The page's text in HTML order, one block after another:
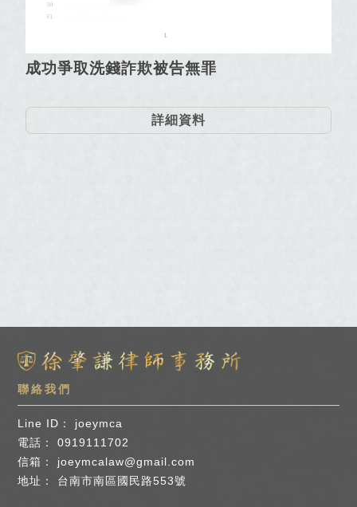
成功爭取洗錢詐欺被告無罪
詳細資料
joeymca
0919111702
joeymcalaw@gmail.com
台南市南區國民路553號